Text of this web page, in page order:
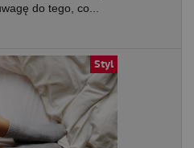
do tego, co...
Styl